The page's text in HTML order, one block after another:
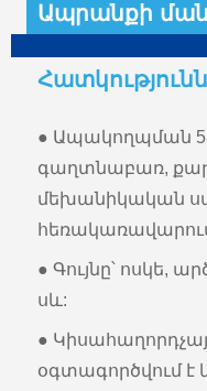
Ապրանքի
● Ապակողպման
գաղտնաբառ,
մեխանիկական
● Գույնը՝ ոսկե,
սև:
●
օգտագործվում